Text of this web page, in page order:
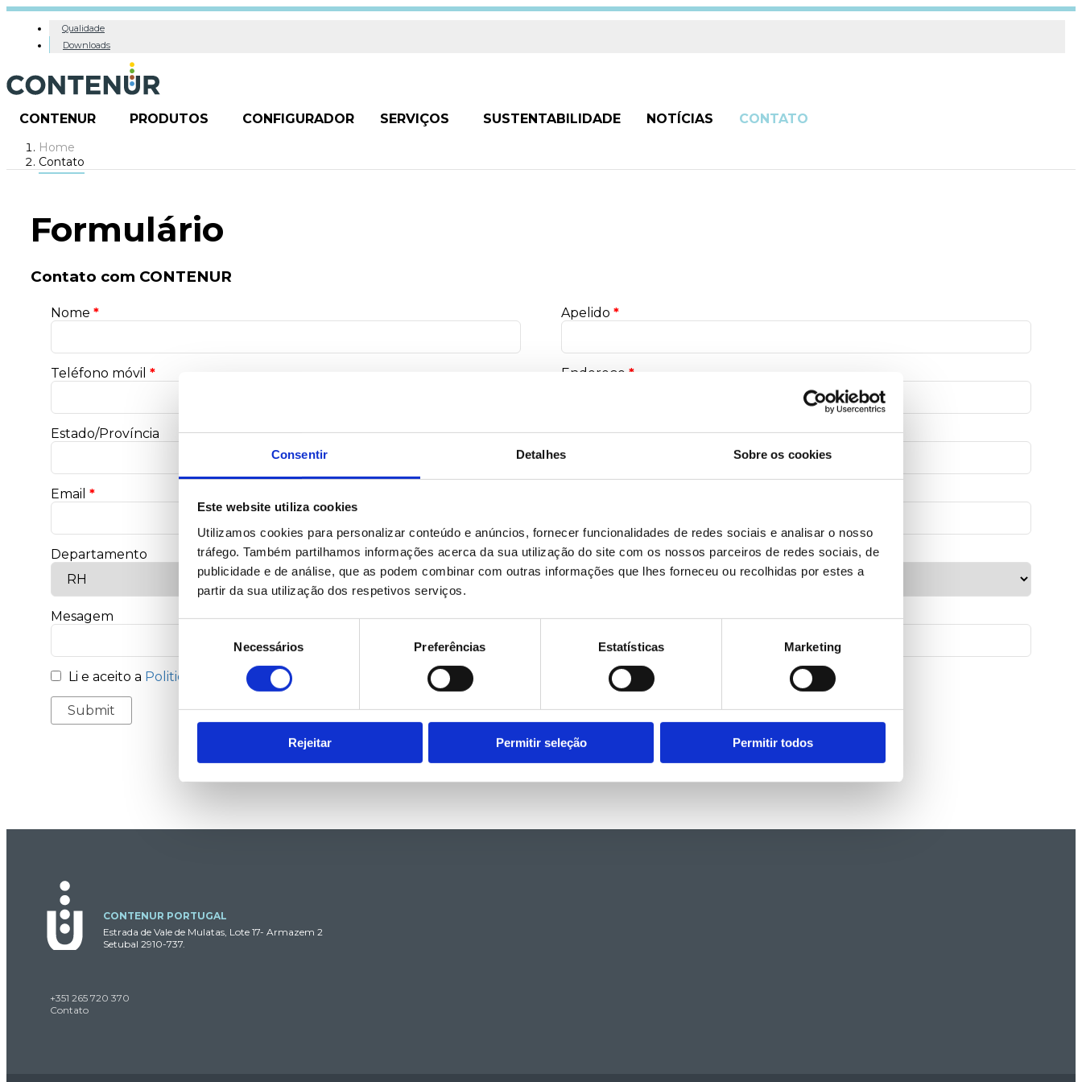
Consentir Detalhes Sobre os cookies
Este website utiliza cookies
Utilizamos cookies para personalizar conteúdo e anúncios, fornecer funcionalidades de redes sociais e analisar o nosso
tráfego. Também partilhamos informações acerca da sua utilização do site com os nossos parceiros de redes sociais, de
publicidade e de análise, que as podem combinar com outras informações que lhes forneceu ou recolhidas por estes a
partir da sua utilização dos respetivos serviços.
Seleção
consentimento
Necessários Preferências Estatísticas Marketing
Rejeitar Permitir seleção Permitir todos
Qualidade
Downloads
CONTENUR PRODUTOS CONFIGURADOR SERVIÇOS SUSTENTABILIDADE NOTÍCIAS CONTATO
Home
Contato
Formulário
Contato com CONTENUR
Nome * Apelido *
Teléfono móvil * Endereço *
Estado/Província País*
Email *
Departamento
Mesagem
Li e aceito a Politica de privacidadeda CONTENUR S.L.
CONTENUR PORTUGAL
Estrada de Vale de Mulatas, Lote 17- Armazem 2
Setubal 2910-737.
+351 265 720 370
Contato